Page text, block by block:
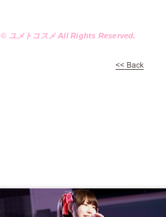
© ユメトコスメ All Rights Reserved.